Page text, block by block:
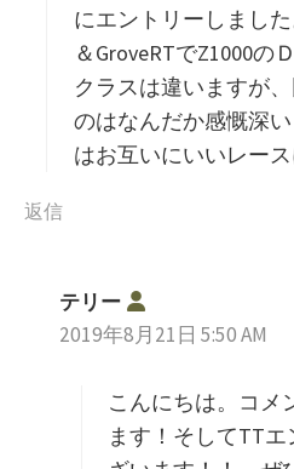
にエントリーしまし
＆GroveRTでZ1000の
クラスは違いますが
のはなんだか感慨深
はお互いにいいレース
返信
テリー
り
2019年8月21日 5:50 AM
こんにちは。コメ
ます！そしてTT